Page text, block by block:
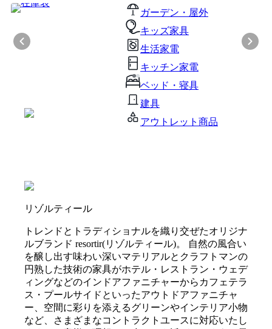
ガーデン・屋外
キッズ家具
生活家電
キッチン家電
ベッド・寝具
建具
アウトレット商品
リゾルティール
トレンドとトラディショナルを織り交ぜたオリジナ
ルブランド resortir(リゾルティール)。 自然の風合い
を醸し出す味わい深いマテリアルとクラフトマンの
円熟した技術の家具がホテル・レストラン・ウェデ
ィングなどのインドアファニチャーからカフェテラ
ス・プールサイドといったアウトドアファニチャ
ー、空間に彩りを添えるグリーンやインテリア小物
など、さまざまなコントラクトユースに対応いたし